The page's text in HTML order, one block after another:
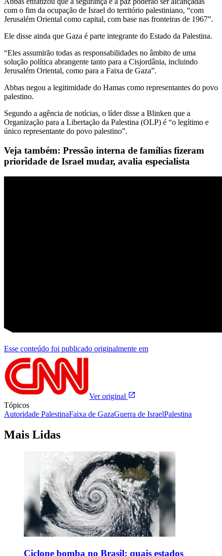
com o fim da ocupação de Israel do território palestiniano, “com
Jerusalém Oriental como capital, com base nas fronteiras de 1967”.
Ele disse ainda que Gaza é parte integrante do Estado da Palestina.
“Eles assumirão todas as responsabilidades no âmbito de uma
solução política abrangente tanto para a Cisjordânia, incluindo
Jerusalém Oriental, como para a Faixa de Gaza”.
Abbas negou a legitimidade do Hamas como representantes do povo
palestino.
Segundo a agência de notícias, o líder disse a Blinken que a
Organização para a Libertação da Palestina (OLP) é “o legítimo e
único representante do povo palestino”.
Veja também: Pressão interna de famílias fizeram
prioridade de Israel mudar, avalia especialista
Esse conteúdo foi publicado originalmente em
Ver original
Tópicos
Autoridade PalestinaFaixa de GazaGuerra de IsraelPalestina
Mais Lidas
Ciclone bomba no Brasil: quais estados